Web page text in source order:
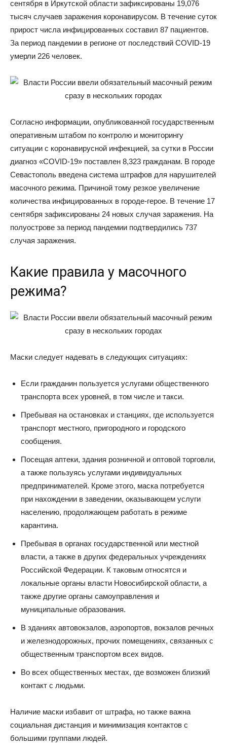
сентября в Иркутской области зафиксированы 19,076
тысяч случаев заражения коронавирусом. В течение суток
прирост числа инфицированных составил 87 пациентов.
За период пандемии в регионе от последствий COVID-19
умерли 226 человек.
Согласно информации, опубликованной государственным
оперативным штабом по контролю и мониторингу
ситуации с коронавирусной инфекцией, за сутки в России
диагноз «COVID-19» поставлен 8,323 гражданам. В городе
Севастополь введена система штрафов для нарушителей
масочного режима. Причиной тому резкое увеличение
количества инфицированных в городе-герое. В течение 17
сентября зафиксированы 24 новых случая заражения. На
полуострове за период пандемии подтвердились 737
случая заражения.
Какие правила у масочного
режима?
Маски следует надевать в следующих ситуациях:
Если гражданин пользуется услугами общественного
транспорта всех уровней, в том числе и такси.
Пребывая на остановках и станциях, где используется
транспорт местного, пригородного и городского
сообщения.
Посещая аптеки, здания розничной и оптовой торговли,
а также пользуясь услугами индивидуальных
предпринимателей. Кроме этого, маска потребуется
при нахождении в заведении, оказывающем услуги
населению, продолжающем работать в режиме
карантина.
Пребывая в органах государственной или местной
власти, а также в других федеральных учреждениях
Российской Федерации. К таковым относятся и
локальные органы власти Новосибирской области, а
также другие органы самоуправления и
муниципальные образования.
В зданиях автовокзалов, аэропортов, вокзалов речных
и железнодорожных, прочих помещениях, связанных с
общественным транспортом всех видов.
Во всех общественных местах, где возможен близкий
контакт с людьми.
Наличие маски избавит от штрафа, но также важна
социальная дистанция и минимизация контактов с
большими группами людей.